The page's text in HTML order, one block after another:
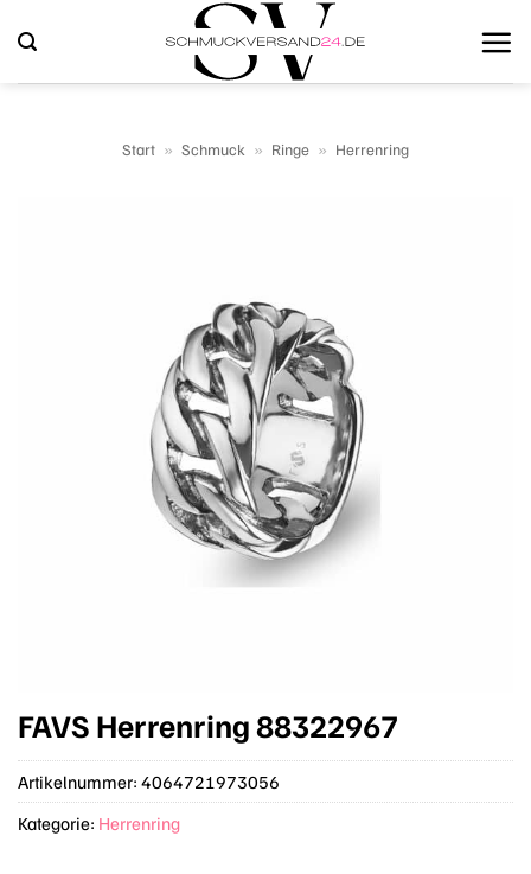
Inhalt
springen
Start » Schmuck » Ringe » Herrenring
FAVS Herrenring 88322967
Artikelnummer: 4064721973056
Kategorie: Herrenring